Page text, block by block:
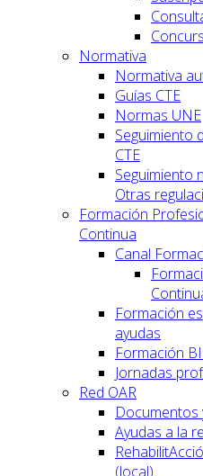
Normativa
Normativa
Guías CTE
Normas UNE
Seguimiento
CTE
Seguimiento
Otras
Formación
Continua
Canal
Formación
ayudas
Formación
Jornadas
Red OAR
Documentos
Ayudas a la
(local)